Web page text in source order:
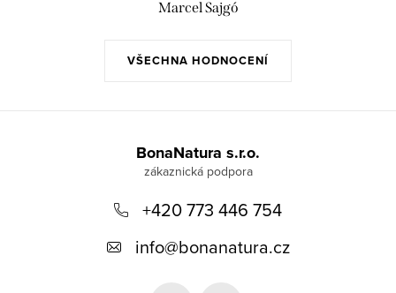
VŠECHNA HODNOCENÍ
Marcel Sajgó
BonaNatura s.r.o.
+420 773 446 754
info@bonanatura.cz